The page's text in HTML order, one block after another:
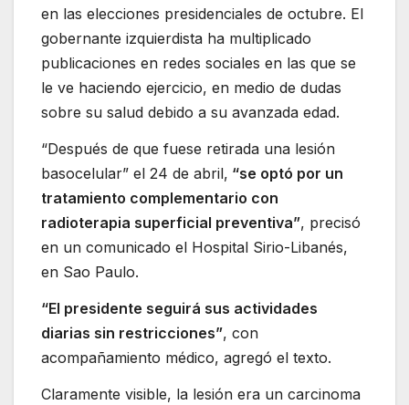
en las elecciones presidenciales de octubre. El
gobernante izquierdista ha multiplicado
publicaciones en redes sociales en las que se
le ve haciendo ejercicio, en medio de dudas
sobre su salud debido a su avanzada edad.
“Después de que fuese retirada una lesión
basocelular” el 24 de abril, “se optó por un
tratamiento complementario con
radioterapia superficial preventiva”, precisó
en un comunicado el Hospital Sirio-Libanés,
en Sao Paulo.
“El presidente seguirá sus actividades
diarias sin restricciones”, con
acompañamiento médico, agregó el texto.
Claramente visible, la lesión era un carcinoma